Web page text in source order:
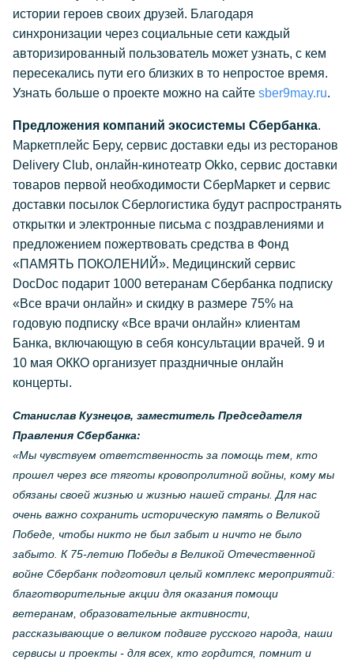
истории героев своих друзей. Благодаря
синхронизации через социальные сети каждый
авторизированный пользователь может узнать, с кем
пересекались пути его близких в то непростое время.
Узнать больше о проекте можно на сайте sber9may.ru.
Предложения компаний экосистемы Сбербанка.
Маркетплейс Беру, сервис доставки еды из ресторанов
Delivery Club, онлайн-кинотеатр Okko, сервис доставки
товаров первой необходимости СберМаркет и сервис
доставки посылок Сберлогистика будут распространять
открытки и электронные письма с поздравлениями и
предложением пожертвовать средства в Фонд
«ПАМЯТЬ ПОКОЛЕНИЙ». Медицинский сервис
DocDoc подарит 1000 ветеранам Сбербанка подписку
«Все врачи онлайн» и скидку в размере 75% на
годовую подписку «Все врачи онлайн» клиентам
Банка, включающую в себя консультации врачей. 9 и
10 мая ОККО организует праздничные онлайн
концерты.
Станислав Кузнецов, заместитель Председателя
Правления Сбербанка:
«Мы чувствуем ответственность за помощь тем, кто
прошел через все тяготы кровопролитной войны, кому мы
обязаны своей жизнью и жизнью нашей страны. Для нас
очень важно сохранить историческую память о Великой
Победе, чтобы никто не был забыт и ничто не было
забыто. К 75-летию Победы в Великой Отечественной
войне Сбербанк подготовил целый комплекс мероприятий:
благотворительные акции для оказания помощи
ветеранам, образовательные активности,
рассказывающие о великом подвиге русского народа, наши
сервисы и проекты - для всех, кто гордится, помнит и